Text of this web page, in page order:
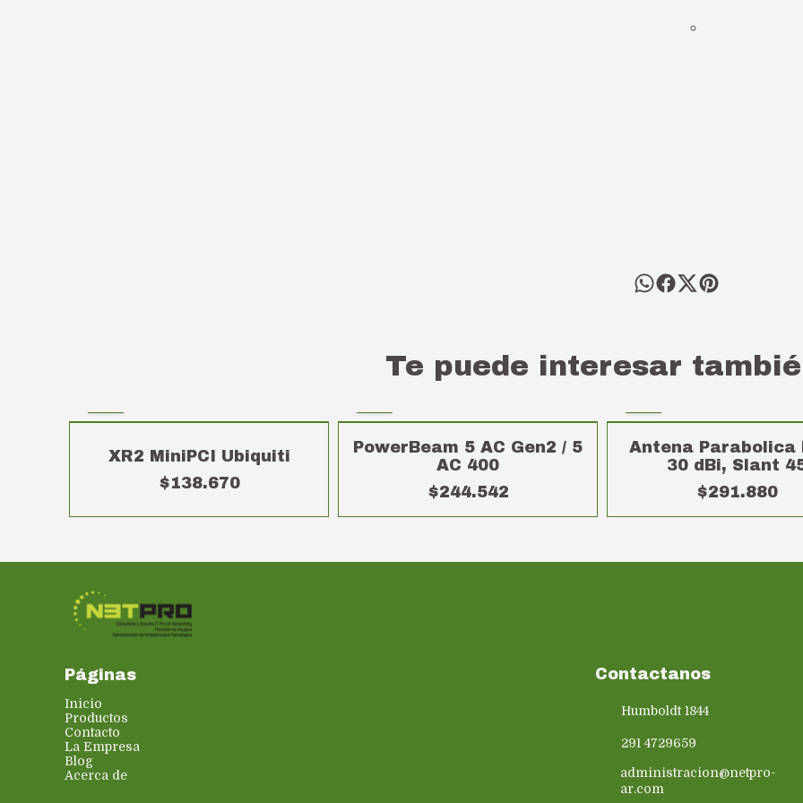
Te puede interesar
XR2 MiniPCI Ubiquiti
$138.670
PowerBeam 5 AC Gen2 / 5
AC 400
$244.542
Antena Parabolica
30 dBi, Slant
$291.880
Páginas
Inicio
Productos
Contacto
La Empresa
Blog
Acerca de
Contactanos
Humboldt 1844
291 4729659
administracion@netpro-
ar.com